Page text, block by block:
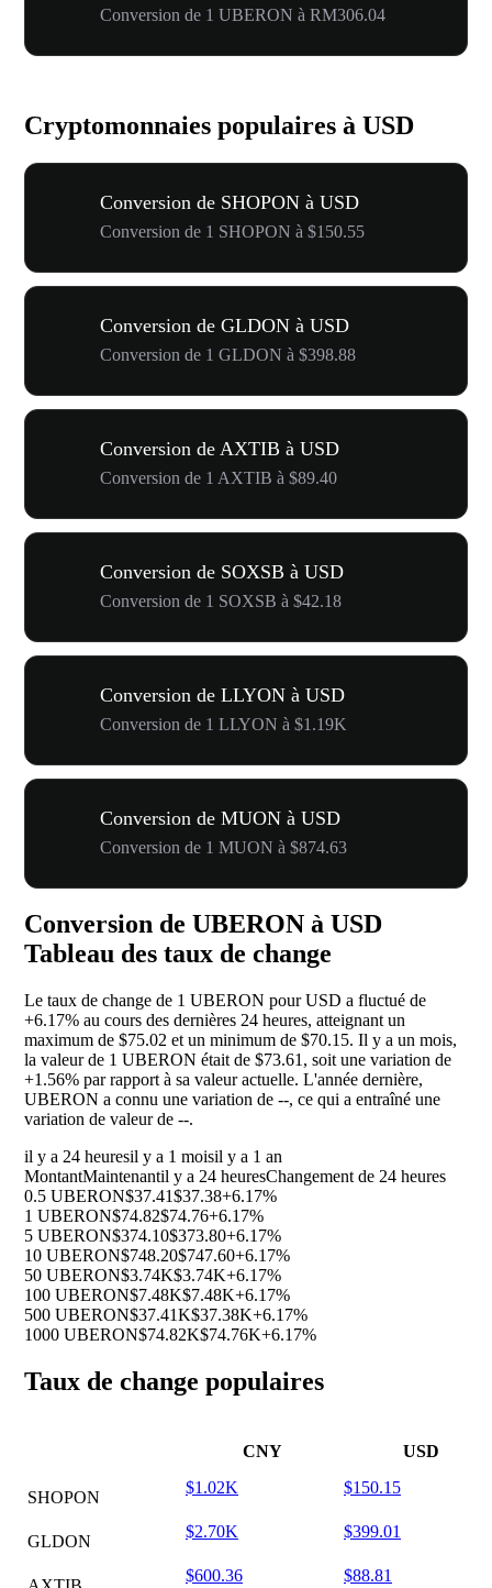
Conversion de 1 UBERON à RM306.04
Cryptomonnaies populaires à USD
Conversion de SHOPON à USD
Conversion de 1 SHOPON à $150.55
Conversion de GLDON à USD
Conversion de 1 GLDON à $398.88
Conversion de AXTIB à USD
Conversion de 1 AXTIB à $89.40
Conversion de SOXSB à USD
Conversion de 1 SOXSB à $42.18
Conversion de LLYON à USD
Conversion de 1 LLYON à $1.19K
Conversion de MUON à USD
Conversion de 1 MUON à $874.63
Conversion de UBERON à USD
Tableau des taux de change
Le taux de change de 1 UBERON pour USD a fluctué de
+6.17% au cours des dernières 24 heures, atteignant un
maximum de $75.02 et un minimum de $70.15. Il y a un mois,
la valeur de 1 UBERON était de $73.61, soit une variation de
+1.56% par rapport à sa valeur actuelle. L'année dernière,
UBERON a connu une variation de --, ce qui a entraîné une
variation de valeur de --.
il y a 24 heuresil y a 1 moisil y a 1 an
MontantMaintenantil y a 24 heuresChangement de 24 heures
0.5 UBERON$37.41$37.38+6.17%
1 UBERON$74.82$74.76+6.17%
5 UBERON$374.10$373.80+6.17%
10 UBERON$748.20$747.60+6.17%
50 UBERON$3.74K$3.74K+6.17%
100 UBERON$7.48K$7.48K+6.17%
500 UBERON$37.41K$37.38K+6.17%
1000 UBERON$74.82K$74.76K+6.17%
Taux de change populaires
CNY USD
SHOPON
$1.02K $150.15
GLDON
$2.70K $399.01
$600.36 $88.81